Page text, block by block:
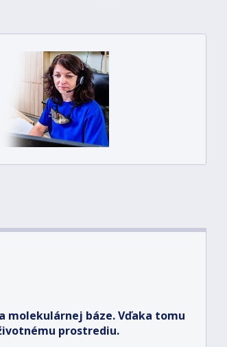
molekulárnej báze. Vďaka tomu
prostrediu.